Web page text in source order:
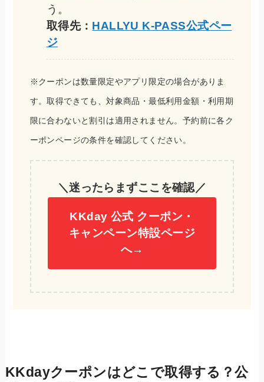
う。
取得先： HALLYU K-PASS公式ペー
ジ
※クーポンは数量限定やアプリ限定の場合がありま
す。取得できても、対象商品・最低利用金額・利用期
限に合わないと割引は適用されません。予約前に各ク
ーポンページの条件を確認してください。
＼迷ったらまずここを確認／
KKday 公式 クーポン・
キャンペーン特設ページ
へ→
KKdayクーポンはどこで取得する？公